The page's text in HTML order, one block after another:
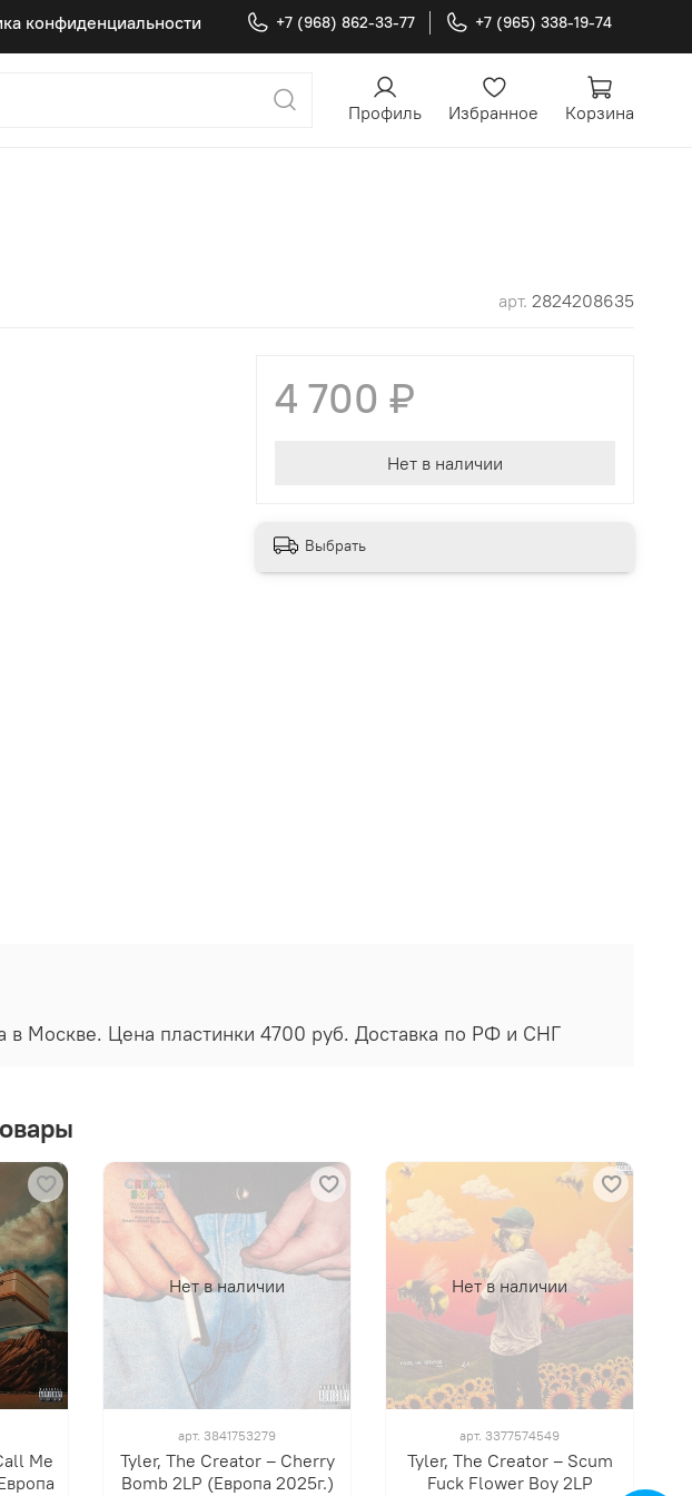
конфиденциальности +7 (968) 862-33-77 +7 (965) 338-19-74
Профиль Избранное Корзина
арт. 2824208635
4 700 ₽
Нет в наличии
Выбрать
в Москве. Цена пластинки 4700 руб. Доставка по РФ и СНГ
Me
Нет в наличии
арт. 3841753279
Tyler, The Creator ‎– Cherry
Bomb 2LP (Европа 2025г.)
Нет в наличии
арт. 3377574549
Tyler, The Creator ‎– Scum
Fuck Flower Boy 2LP